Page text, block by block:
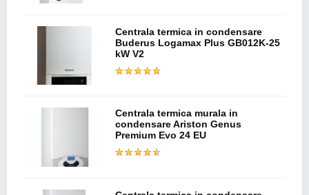
Centrala termica in condensare
Buderus Logamax Plus GB012K-25
kW V2
Centrala termica murala in
condensare Ariston Genus
Premium Evo 24 EU